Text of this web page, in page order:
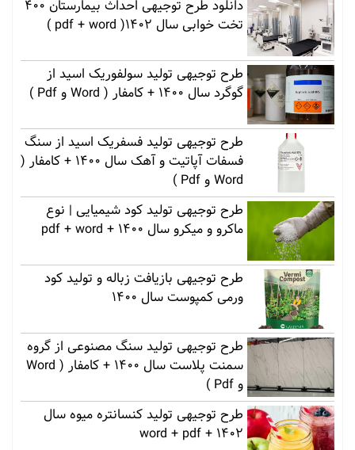
دانلود طرح توجیهی احداث بیمارستان 400
تخت خوابی سال 1402( pdf + word )
طرح توجیهی تولید سولفوریک اسید از
گوگرد سال 1400 + کامفار ( Word و Pdf )
طرح توجیهی تولید فسفریک اسید از سنگ
فسفات آپاتیت و آهک سال 1400 + کامفار (
Word و Pdf )
طرح توجیهی تولید کود شیمیایی | نوع
ماکرو و میکرو سال 1400 + pdf + word
طرح توجیهی بازیافت زباله و تولید کود
ورمی کمپوست سال 1400
طرح توجیهی تولید سنگ مصنوعی از گروه
سمنت پلاست سال 1400 + کامفار ( Word
و Pdf )
طرح توجیهی تولید کنسانتره میوه سال
1402 + word + pdf